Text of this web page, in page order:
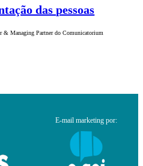
das pessoas
& Managing Partner do Comunicatorium
E-mail marketing por: